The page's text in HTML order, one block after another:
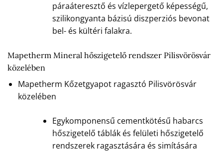
páraáteresztő és vízlepergető képességű,
szilikongyanta bázisú diszperziós bevonat
bel- és kültéri falakra.
Mapetherm Mineral hőszigetelő rendszer Pilisvörösvár
közelében
Mapetherm Kőzetgyapot ragasztó Pilisvörösvár
közelében
Egykomponensű cementkötésű habarcs
hőszigetelő táblák és felületi hőszigetelő
rendszerek ragasztására és simítására